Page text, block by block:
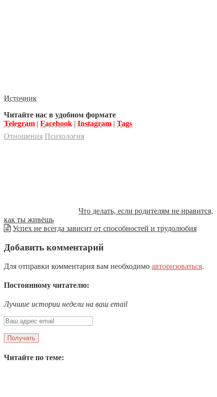
Источник
Читайте нас в удобном формате
Telegram
Facebook Instagram
Tags
Отношения Психология
Что делать, если родителям не нравится,
как ты живёшь
Успех не всегда зависит от способностей и трудолюбия
Добавить комментарий
Для отправки комментария вам необходимо авторизоваться.
Постоянному читателю:
Лучшие истории недели на ваш email
Читайте по теме: